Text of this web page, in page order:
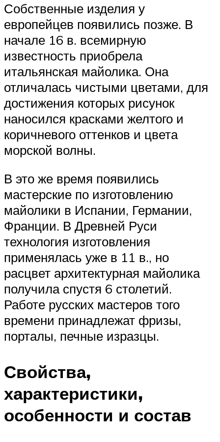
Собственные изделия у
европейцев появились позже. В
начале 16 в. всемирную
известность приобрела
итальянская майолика. Она
отличалась чистыми цветами, для
достижения которых рисунок
наносился красками желтого и
коричневого оттенков и цвета
морской волны.
В это же время появились
мастерские по изготовлению
майолики в Испании, Германии,
Франции. В Древней Руси
технология изготовления
применялась уже в 11 в., но
расцвет архитектурная майолика
получила спустя 6 столетий.
Работе русских мастеров того
времени принадлежат фризы,
порталы, печные изразцы.
Свойства,
характеристики,
особенности и состав